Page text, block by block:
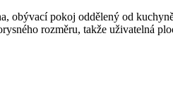
obývací pokoj oddělený od
rozměru, takže uživatelná